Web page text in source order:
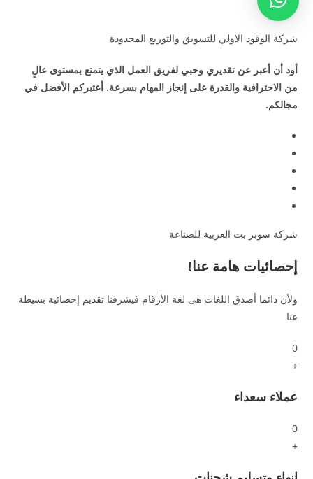
شركة الوقود الاولي للتسويق والتوزيع المحدودة
أود أن أعبر عن تقديري وحبي لفريق العمل الذي يتمتع بمستوى عالٍ
من الاحترافية والقدرة على إنجاز المهام بسرعة. أعتبركم الأفضل في
مجالكم.
شركة سوبر بت العربية للصناعة
إحصائيات هامة عنا!
ولأن دائما أصدق اللغات هى لغة الأرقام فيشرفنا تقديم إحصائية بسيطة
عنا
0
+
عملاء سعداء
0
+